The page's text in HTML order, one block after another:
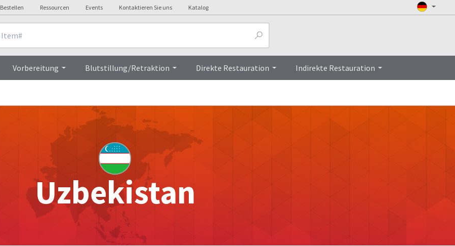
Bestellen Ressourcen Events Kontaktieren Sie uns Katalog
Vorbereitung Blutstillung/Retraktion Direkte Restauration Indirekte Restauration
Uzbekistan